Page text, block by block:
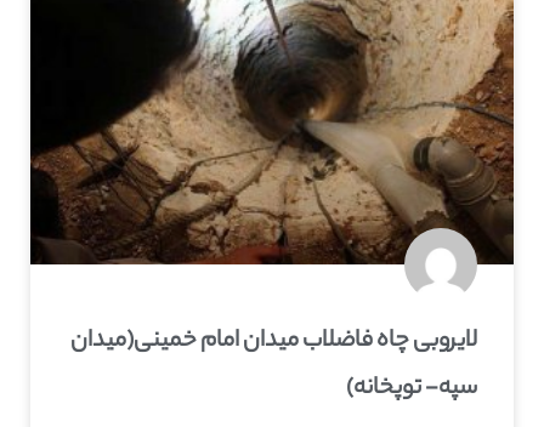
لایروبی چاه فاضلاب میدان امام خمینی(میدان
سپه- توپخانه)